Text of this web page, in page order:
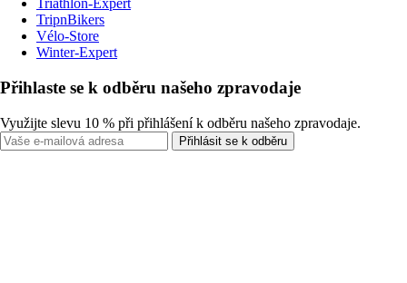
Triathlon-Expert
TripnBikers
Vélo-Store
Winter-Expert
Přihlaste se k odběru našeho zpravodaje
Využijte slevu 10 % při přihlášení k odběru našeho zpravodaje.
Přihlásit se k odběru